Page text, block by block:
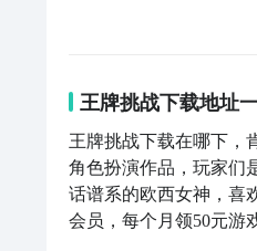
王牌挑战下载地址
王牌挑战下载在哪下，
角色扮演作品，玩家们
话谱系的欧西女神，喜
会员，每个月领50元游